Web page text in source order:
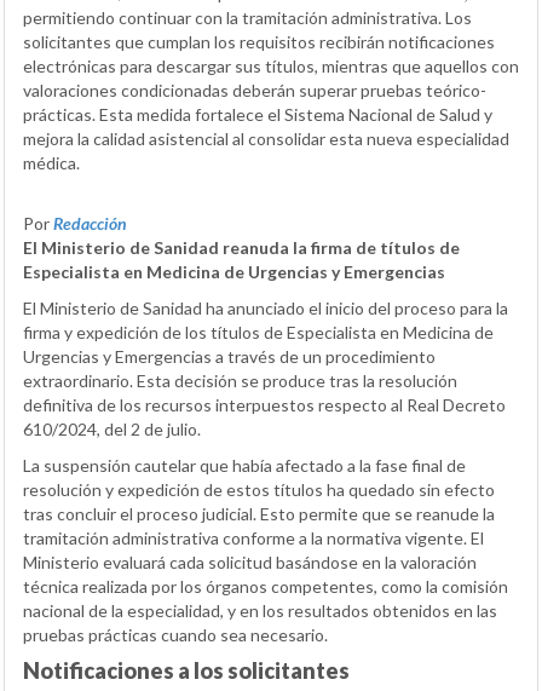
permitiendo continuar con la tramitación administrativa. Los
solicitantes que cumplan los requisitos recibirán notificaciones
electrónicas para descargar sus títulos, mientras que aquellos con
valoraciones condicionadas deberán superar pruebas teórico-
prácticas. Esta medida fortalece el Sistema Nacional de Salud y
mejora la calidad asistencial al consolidar esta nueva especialidad
médica.
PorRedacción
El Ministerio de Sanidad reanuda la firma de títulos de
Especialista en Medicina de Urgencias y Emergencias
El Ministerio de Sanidad ha anunciado el inicio del proceso para la
firma y expedición de los títulos de Especialista en Medicina de
Urgencias y Emergencias a través de un procedimiento
extraordinario. Esta decisión se produce tras la resolución
definitiva de los recursos interpuestos respecto al Real Decreto
610/2024, del 2 de julio.
La suspensión cautelar que había afectado a la fase final de
resolución y expedición de estos títulos ha quedado sin efecto
tras concluir el proceso judicial. Esto permite que se reanude la
tramitación administrativa conforme a la normativa vigente. El
Ministerio evaluará cada solicitud basándose en la valoración
técnica realizada por los órganos competentes, como la comisión
nacional de la especialidad, y en los resultados obtenidos en las
pruebas prácticas cuando sea necesario.
Notificaciones a los solicitantes